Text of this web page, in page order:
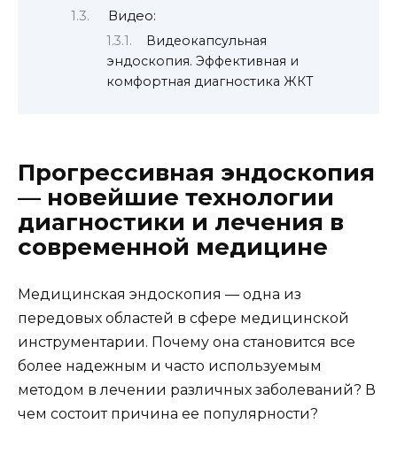
Видео:
Видеокапсульная
эндоскопия. Эффективная и
комфортная диагностика ЖКТ
Прогрессивная эндоскопия
— новейшие технологии
диагностики и лечения в
современной медицине
Медицинская эндоскопия — одна из
передовых областей в сфере медицинской
инструментарии. Почему она становится все
более надежным и часто используемым
методом в лечении различных заболеваний? В
чем состоит причина ее популярности?